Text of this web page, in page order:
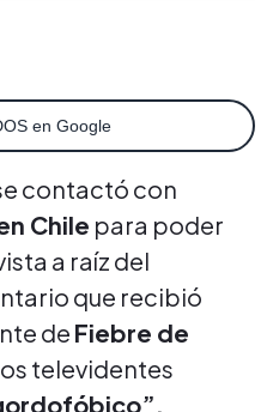
en Google
contactó con
Chile para poder
a raíz del
que recibió
deFiebre de
televidentes